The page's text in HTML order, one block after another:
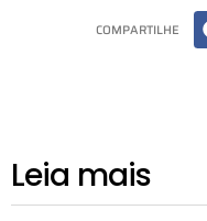
COMPARTILHE
Leia mais